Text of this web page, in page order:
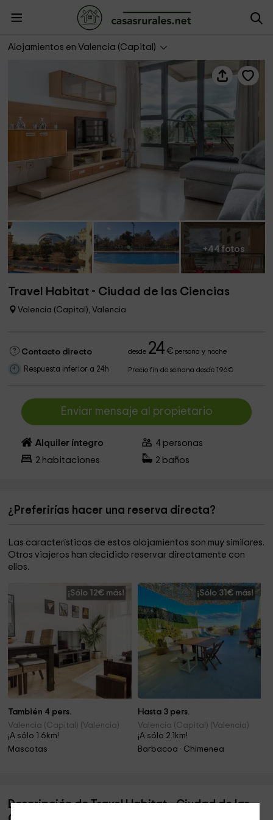
Alojamientos en Valencia (Capital)
Travel Habitat - Ciudad de las Ciencias
+44 fotos
Travel Habitat - Ciudad de las Ciencias
Valencia (Capital), Valencia
Contacto directo desde 24 €persona y noche
Respuesta inferior a 24h Precio fin de semana desde 196€
Enviar mensaje al propietario
Alquiler íntegro 4 personas
2 habitaciones 2 baños
¿Preferirías hacer una reserva directa?
Las características de estos alojamientos son muy similares.
Otros viajeros han decidido reservar directamente con
ellos.
¡Sólo 12€ más!
También 4 pers.
Valencia (Capital) (Valencia)
¡A sólo 1.6km!
Mascotas
¡Sólo 31€ más!
Hasta 3 pers.
Valencia (Capital) (Valencia)
¡A sólo 2.1km!
Barbacoa · Chimenea
Descripción de Travel Habitat - Ciudad de las